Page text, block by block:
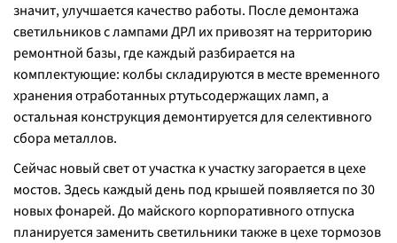
значит, улучшается качество работы. После демонтажа
светильников с лампами ДРЛ их привозят на территорию
ремонтной базы, где каждый разбирается на
комплектующие: колбы складируются в месте временного
хранения отработанных ртутьсодержащих ламп, а
остальная конструкция демонтируется для селективного
сбора металлов.
Сейчас новый свет от участка к участку загорается в цехе
мостов. Здесь каждый день под крышей появляется по 30
новых фонарей. До майского корпоративного отпуска
планируется заменить светильники также в цехе тормозов